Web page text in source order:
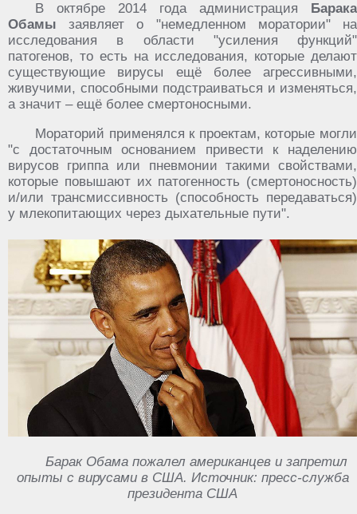
В октябре 2014 года администрация Барака
Обамы заявляет о "немедленном моратории" на
исследования в области "усиления функций"
патогенов, то есть на исследования, которые делают
существующие вирусы ещё более агрессивными,
живучими, способными подстраиваться и изменяться,
а значит – ещё более смертоносными.
Мораторий применялся к проектам, которые могли
"с достаточным основанием привести к наделению
вирусов гриппа или пневмонии такими свойствами,
которые повышают их патогенность (смертоносность)
и/или трансмиссивность (способность передаваться)
у млекопитающих через дыхательные пути".
Барак Обама пожалел американцев и запретил
опыты с вирусами в США. Источник: пресс-служба
президента США